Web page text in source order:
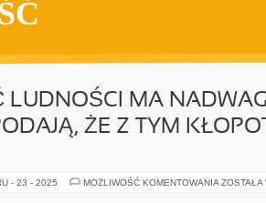
LUDNOŚCI MA
ŻE Z TYM
- 23 - 2025 MOŻLIWOŚĆ KOMENTOWANIA SPORA
ZOSTAŁA